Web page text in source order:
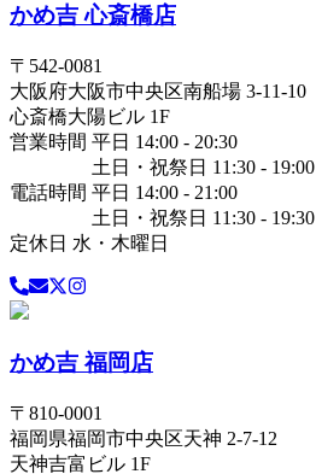
かめ吉 心斎橋店
〒 542-0081
大阪府大阪市中央区南船場 3-11-10
心斎橋大陽ビル 1F
営業時間 平日 14:00 - 20:30
土日・祝祭日 11:30 - 19:00
電話時間 平日 14:00 - 21:00
土日・祝祭日 11:30 - 19:30
定休日 水・木曜日
かめ吉 福岡店
〒 810-0001
福岡県福岡市中央区天神 2-7-12
天神吉富ビル 1F